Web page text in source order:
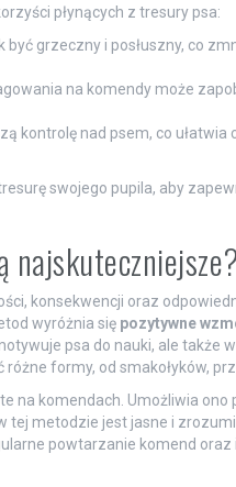
płynących z tresury psa:
być grzeczny i posłuszny, co
na komendy może
kontrolę nad psem, co
swojego pupila, aby
konsekwencji oraz
wyróżnia się pozytywne
psa do nauki, ale także
formy, od smakołyków,
na komendach. Umożliwia
tej metodzie jest jasne i
powtarzanie komend